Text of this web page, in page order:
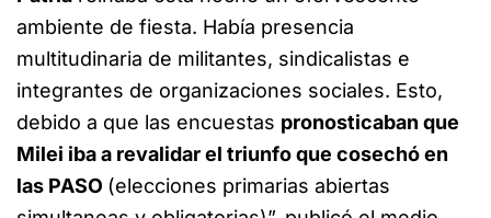
ambiente de fiesta. Había presencia
multitudinaria de militantes, sindicalistas e
integrantes de organizaciones sociales. Esto,
debido a que las encuestas pronosticaban que
Milei iba a revalidar el triunfo que cosechó en
las PASO (elecciones primarias abiertas